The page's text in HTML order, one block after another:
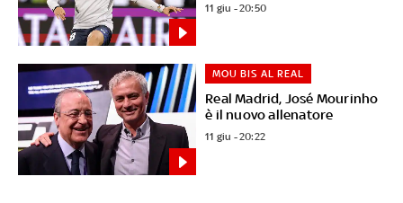
11 giu - 20:50
Real Madrid, José Mourinho
è il nuovo allenatore
MOU BIS AL REAL
11 giu - 20:22